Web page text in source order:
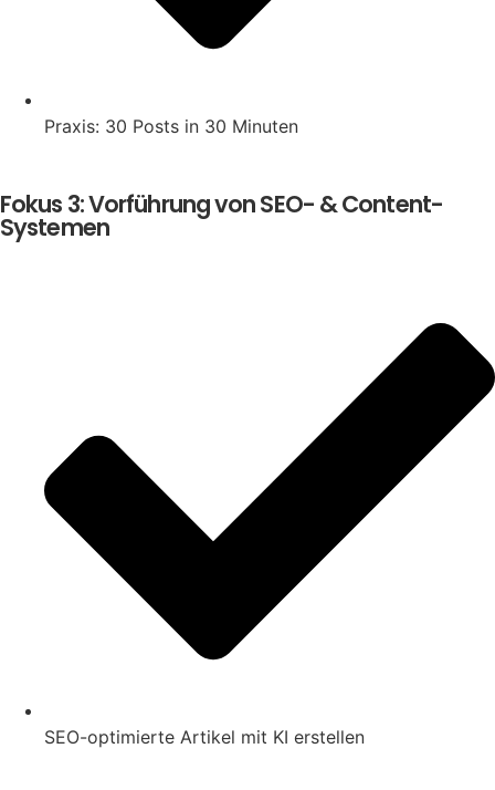
Praxis: 30 Posts in 30 Minuten
Fokus 3: Vorführung von SEO- & Content-
Systemen
SEO-optimierte Artikel mit KI erstellen